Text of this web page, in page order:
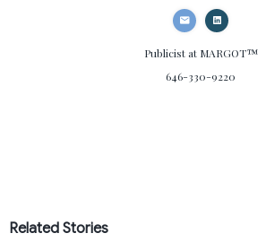
Publicistat MARGOT™
646-330-9220
Related Stories